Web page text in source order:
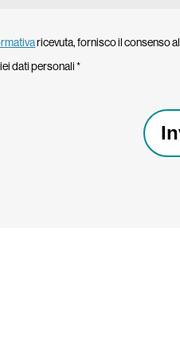
ricevuta, fornisco il consenso al
dati personali *